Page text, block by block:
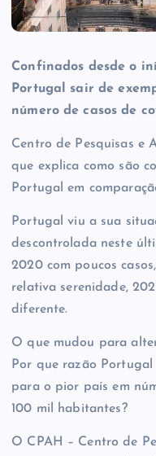
Confinados desde o
Portugal sair de
número de casos de
Centro de Pesquisas e
que explica como são
Portugal em
Portugal viu a sua
descontrolada neste
2020 com poucos
relativa serenidade,
diferente.
O que mudou para
Por que razão
para o pior país em
100 mil habitantes?
O CPAH – Centro de